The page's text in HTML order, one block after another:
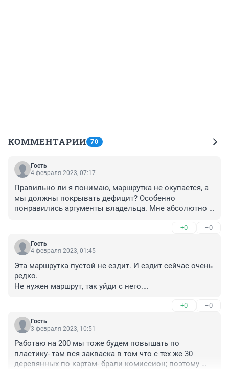
КОММЕНТАРИИ 70
Гость
4 февраля 2023, 07:17
Правильно ли я понимаю, маршрутка не окупается, а
мы должны покрывать дефицит? Особенно
понравились аргументы владельца. Мне абсолютно
+0 –0
Гость
4 февраля 2023, 01:45
Эта маршрутка пустой не ездит. И ездит сейчас очень
редко.
Не нужен маршрут, так уйди с него.
ездят. И только 212 ждать можно очень долго.
+0 –0
Гость
3 февраля 2023, 10:51
Работаю на 200 мы тоже будем повышать по
пластику- там вся закваска в том что с тех же 30
деревянных по картам- брали комиссион; поэтому